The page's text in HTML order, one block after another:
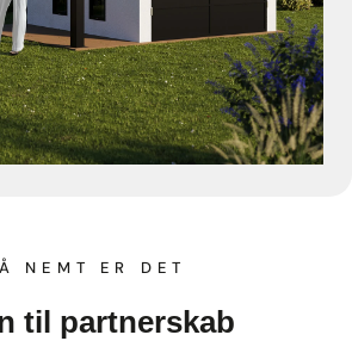
NEMT ER DET
til partnerskab